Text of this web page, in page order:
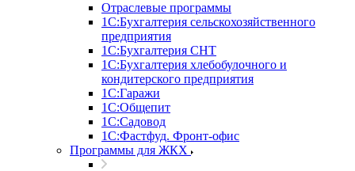
Отраслевые программы
1С:Бухгалтерия сельскохозяйственного
предприятия
1С:Бухгалтерия СНТ
1С:Бухгалтерия хлебобулочного и
кондитерского предприятия
1С:Гаражи
1С:Общепит
1С:Садовод
1С:Фастфуд. Фронт-офис
Программы для ЖКХ